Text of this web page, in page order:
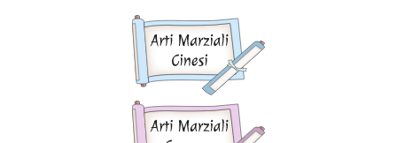
marziali
marziali